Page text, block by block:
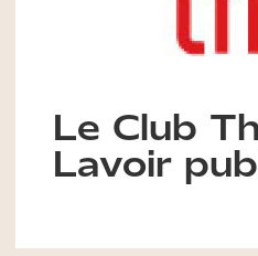
Le Club
Lavoir